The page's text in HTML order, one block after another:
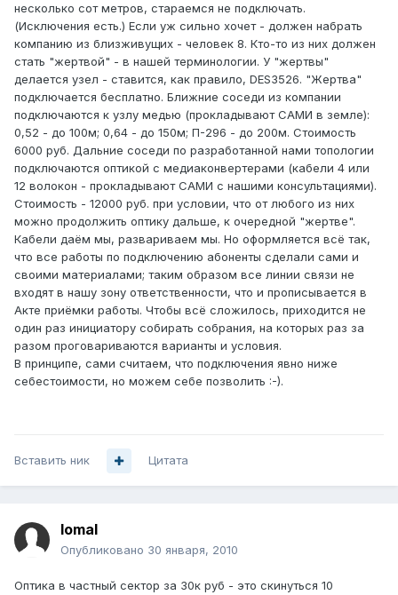
несколько сот метров, стараемся не подключать.
(Исключения есть.) Если уж сильно хочет - должен набрать
компанию из близживущих - человек 8. Кто-то из них должен
стать "жертвой" - в нашей терминологии. У "жертвы"
делается узел - ставится, как правило, DES3526. "Жертва"
подключается бесплатно. Ближние соседи из компании
подключаются к узлу медью (прокладывают САМИ в земле):
0,52 - до 100м; 0,64 - до 150м; П-296 - до 200м. Стоимость
6000 руб. Дальние соседи по разработанной нами топологии
подключаются оптикой с медиаконвертерами (кабели 4 или
12 волокон - прокладывают САМИ с нашими консультациями).
Стоимость - 12000 руб. при условии, что от любого из них
можно продолжить оптику дальше, к очередной "жертве".
Кабели даём мы, развариваем мы. Но оформляется всё так,
что все работы по подключению абоненты сделали сами и
своими материалами; таким образом все линии связи не
входят в нашу зону ответственности, что и прописывается в
Акте приёмки работы. Чтобы всё сложилось, приходится не
один раз инициатору собирать собрания, на которых раз за
разом проговариваются варианты и условия.
В принципе, сами считаем, что подключения явно ниже
себестоимости, но можем себе позволить :-).
Вставить ник Цитата
lomal
Опубликовано 30 января, 2010
Оптика в частный сектор за 30к руб - это скинуться 10